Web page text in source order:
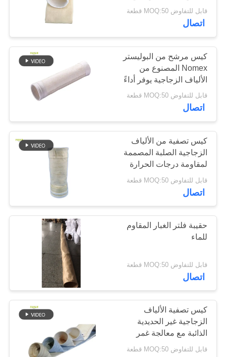
حقيبة مرشح PTFE
45
أكياس تصفية
Baghouse
53
أكياس فلتر اللباد
44
لترشيح الغبار الصناعي
قابل للتفاوض MOQ:50 قطعة
اتصال
كيس مرشح من البوليستر
Nomex المصنوع من
الألياف الزجاجية يوفر أداءً
في ترشيح الغبار مع نفاذية
هواء عالية ومقاومة قوية
للتآكل والأحماض والقلويات
قابل للتفاوض MOQ:50 قطعة
اتصال
كيس تصفية من الألياف
الزجاجية الصلبة المصممة
لمقاومة درجات الحرارة
العالية والتآكل في مصانع
الأسمنت والصلب
والكيماويات
قابل للتفاوض MOQ:50 قطعة
اتصال
حقيبة فلتر الغبار المقاوم
للماء
قابل للتفاوض MOQ:50 قطعة
اتصال
كيس تصفية الألياف
الزجاجية غير الحديدية
الذائبة مع معالجة غمر
PTFE ووضع الحرارة
قابل للتفاوض MOQ:50 قطعة